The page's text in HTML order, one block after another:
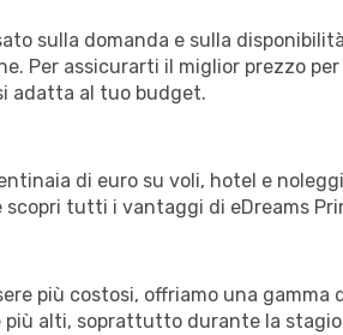
sulla domanda e sulla
Per assicurarti il miglior prezzo
adatta al tuo budget.
di euro su voli, hotel e
tutti i vantaggi di eDreams
più costosi, offriamo una gamma
alti, soprattutto durante la